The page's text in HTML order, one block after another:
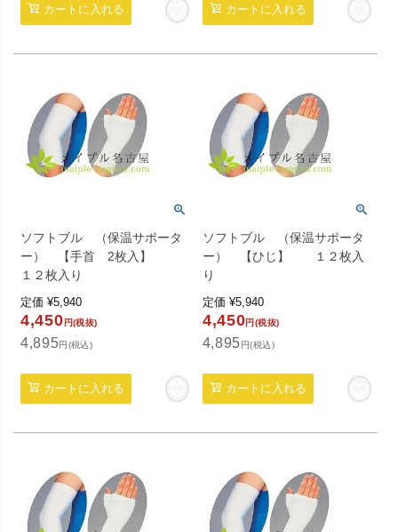
カートに入れる カートに入れる
ソフトブル （保温サポータ
ー） 【手首 2枚入】
１２枚入り
定価 ¥5,940
4,450 円(税抜)
4,895円(税込)
カートに入れる
ソフトブル （保温サポータ
ー） 【ひじ】 １２枚入
り
定価 ¥5,940
4,450円(税抜)
4,895円(税込)
カートに入れる